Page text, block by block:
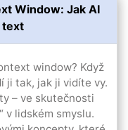
Window: Jak AI
text
window? Když
ji tak, jak ji vidíte vy.
– ve skutečnosti
v lidském smyslu.